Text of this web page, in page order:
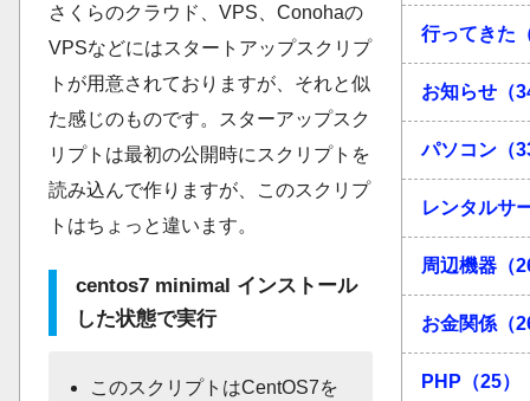
さくらのクラウド、VPS、Conohaの
VPSなどにはスタートアップスクリプ
トが用意されておりますが、それと似
た感じのものです。スターアップスク
リプトは最初の公開時にスクリプトを
読み込んで作りますが、このスクリプ
トはちょっと違います。
centos7 minimal インストール
した状態で実行
このスクリプトはCentOS7を
行ってきた
お知らせ（
パソコン（
レンタルサ
周辺機器（
お金関係（
PHP（25）